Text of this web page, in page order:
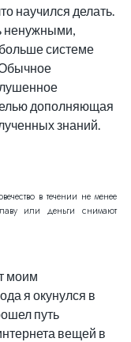
научился делать.
ненужными,
системе
Обычное
дополняющая
знаний.
в течении не менее
или деньги снимают
моим
я окунулся в
путь
вещей в